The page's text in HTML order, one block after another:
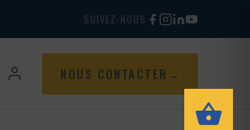
SUIVEZ-NOUS
NOUS CONTACTER